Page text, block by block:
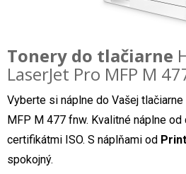
Tonery do tlačiarne
LaserJet Pro MFP M
Vyberte si náplne do Vašej
MFP M 477 fnw. Kvalitné náplne
certifikátmi ISO. S náplňami od
spokojný.